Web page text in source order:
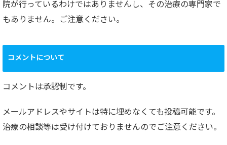
院が行っているわけではありませんし、その治療の専門家で
もありません。ご注意ください。
コメントについて
コメントは承認制です。
メールアドレスやサイトは特に埋めなくても投稿可能です。
治療の相談等は受け付けておりませんのでご注意ください。